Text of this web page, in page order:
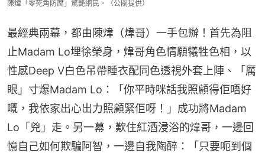
陳煒「零死角防腐」驚艷網民。（公關提供）
最經典兩幕，都由陳煒（煒哥）一手包辦！首先為阻
止Madam Lo埋徐榮身，煒哥角色情願犧牲色相，以
性感Deep V白色吊帶睡衣配同色透視外套上陣、「厲
眼」寸爆Madam Lo：「你平時咪話我照顧得佢唔好
嘅，我依家出心出力照顧緊佢呀！」成功將Madam
Lo「兇」走。另一幕，歎住紅酒浸浴的煒哥，一邊回
憶自己如何欺騙阿智，一邊自我陶醉：「只要呃到個